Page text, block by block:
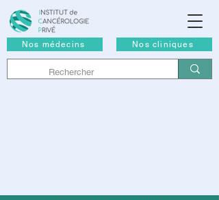
Nos médecins Nos cliniques